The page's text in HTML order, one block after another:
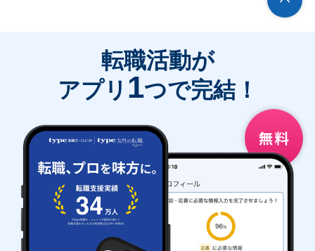
転職活動が
アプリ 1つで完結！